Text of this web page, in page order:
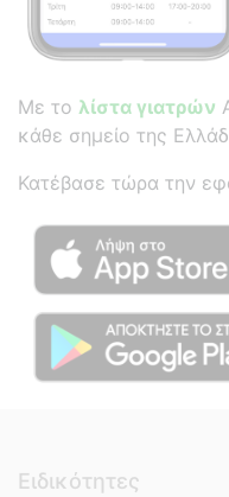
Με το λίστα γιατρών
κάθε σημείο της
Κατέβασε τώρα την
Ειδικότητες